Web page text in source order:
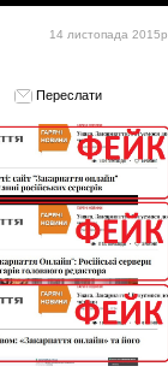
14 листопада 2015р.
Переслати